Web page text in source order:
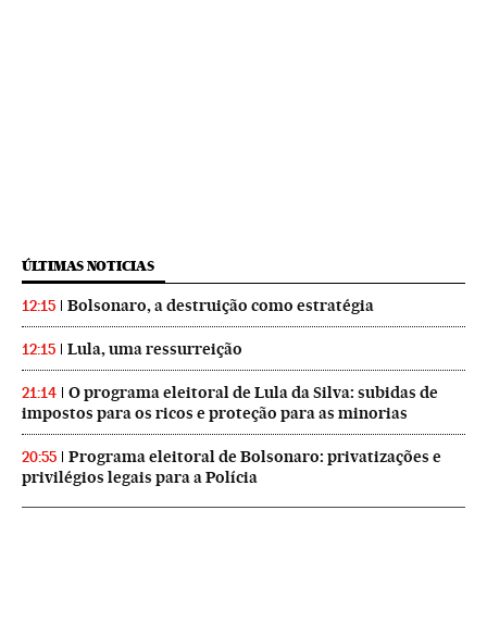
ÚLTIMAS NOTICIAS
12:15 Bolsonaro, a destruição como estratégia
12:15 Lula, uma ressurreição
21:14
O programa eleitoral de Lula da Silva: subidas de
impostos para os ricos e proteção para as minorias
20:55
Programa eleitoral de Bolsonaro: privatizações e
privilégios legais para a Polícia